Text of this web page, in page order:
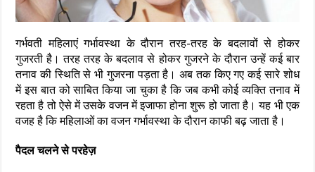
गर्भवती महिलाएं गर्भावस्था के दौरान तरह-तरह के बदलावों से होकर
गुजरती है। तरह तरह के बदलाव से होकर गुजरने के दौरान उन्हें कई बार
तनाव की स्थिति से भी गुजरना पड़ता है। अब तक किए गए कई सारे शोध
में इस बात को साबित किया जा चुका है कि जब कभी कोई व्यक्ति तनाव में
रहता है तो ऐसे में उसके वजन में इजाफा होना शुरू हो जाता है। यह भी एक
वजह है कि महिलाओं का वजन गर्भावस्था के दौरान काफी बढ़ जाता है।
पैदल चलने से परहेज़